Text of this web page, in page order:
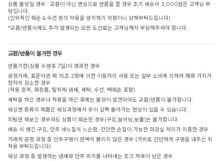
상품 불량일 경우 : 교환이 아닌 변심으로 반품을 할 경우 초기 배송비 3,000원은 고객님 부
담입니다.
(인위적인 훼손 & 수선 등의 악용을 방지하기 위함이니 양해부탁드립니다)
*교환/반품시에도 추가 발생되는 모든 도선료는 고객님께서 부담해주셔야 합니다.
교환/반품이 불가한 경우
반품기한(상품 수령후 7일)이 경과한 경우
공정거래, 표준약관 제 15조 2항에 의한 이용자의 사용 또는 일부 소비에 의하여 재화 가치가
현저히 감소한 경우
(착용 흔적, 화장품, 탈취제 냄새, 세탁, 수선, 택훼손 포함)
세탁을 하신 경우나 착용을 하신 후에는 불량이 발견되어도 교환/반품이 불가합니다.
워싱면 종류의 제품은 워싱과정에서 옷이 살짝 돌아가는 현상이 있을 수 있습니다.
피팅만 해보신 경우라도 상품이 훼손된 경우(구김,늘어남,보풀)는 불가합니다.
배송 시 생긴 구김, 단추 바느질의 느슨함, 간단한 손질이 가능한 마감실 처리가 미흡한 경우
거래처 공정 과정 중 단추구멍이 완벽히 뚫리지 않은 경우 (가위로 간단하게 구멍을 내주신 뒤
착용 부탁드립니다)
워싱 과정 중 발생하는 냄새와 단추 위치를 나타내는 초크 자국이 남은 경우